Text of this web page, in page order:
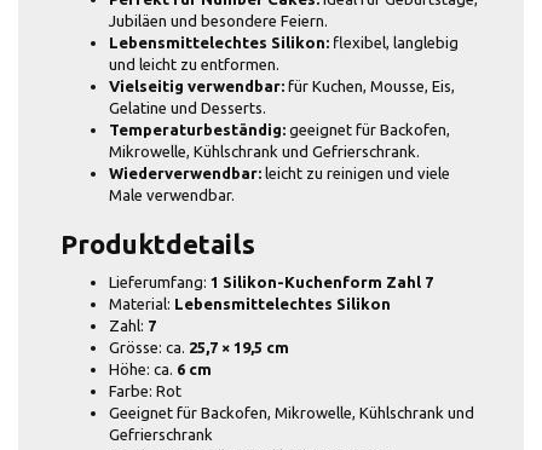
Jubiläen und besondere Feiern.
Lebensmittelechtes Silikon: flexibel, langlebig
und leicht zu entformen.
Vielseitig verwendbar: für Kuchen, Mousse, Eis,
Gelatine und Desserts.
Temperaturbeständig: geeignet für Backofen,
Mikrowelle, Kühlschrank und Gefrierschrank.
Wiederverwendbar: leicht zu reinigen und viele
Male verwendbar.
Produktdetails
Lieferumfang: 1 Silikon-Kuchenform Zahl 7
Material: Lebensmittelechtes Silikon
Zahl: 7
Grösse: ca. 25,7 × 19,5 cm
Höhe: ca. 6 cm
Farbe: Rot
Geeignet für Backofen, Mikrowelle, Kühlschrank und
Gefrierschrank